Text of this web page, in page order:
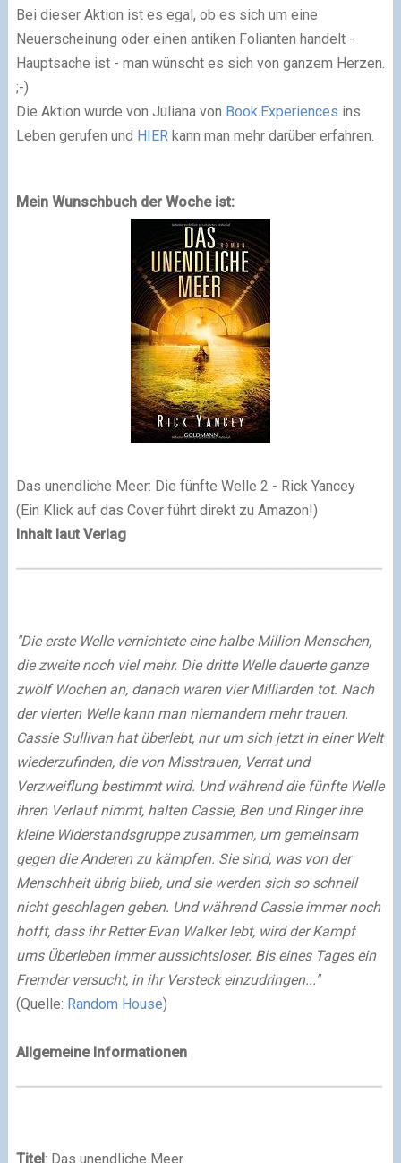
Bei dieser Aktion ist es egal, ob es sich um eine
Neuerscheinung oder einen antiken Folianten handelt -
Hauptsache ist - man wünscht es sich von ganzem Herzen.
;-)
Die Aktion wurde von Juliana von Book.Experiences ins
Leben gerufen und HIERkann man mehr darüber erfahren.
Mein Wunschbuch der Woche ist:
Das unendliche Meer: Die fünfte Welle 2 - Rick Yancey
(Ein Klick auf das Cover führt direkt zu Amazon!)
Inhalt laut Verlag
"Die erste Welle vernichtete eine halbe Million Menschen,
die zweite noch viel mehr. Die dritte Welle dauerte ganze
zwölf Wochen an, danach waren vier Milliarden tot. Nach
der vierten Welle kann man niemandem mehr trauen.
Cassie Sullivan hat überlebt, nur um sich jetzt in einer Welt
wiederzufinden, die von Misstrauen, Verrat und
Verzweiflung bestimmt wird. Und während die fünfte Welle
ihren Verlauf nimmt, halten Cassie, Ben und Ringer ihre
kleine Widerstandsgruppe zusammen, um gemeinsam
gegen die Anderen zu kämpfen. Sie sind, was von der
Menschheit übrig blieb, und sie werden sich so schnell
nicht geschlagen geben. Und während Cassie immer noch
hofft, dass ihr Retter Evan Walker lebt, wird der Kampf
ums Überleben immer aussichtsloser. Bis eines Tages ein
Fremder versucht, in ihr Versteck einzudringen..."
(Quelle: Random House)
Allgemeine Informationen
Titel: Das unendliche Meer